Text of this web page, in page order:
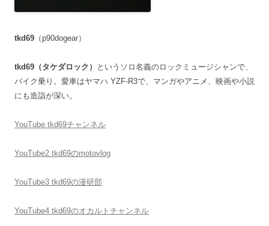
tkd69 （p90dogear）
tkd69（タケダロック）
というソロ名義のロックミュージシャンで、
バイク乗り。愛車はヤマハ YZF-R3で、マンガやアニメ、映画や小説
にも造詣が深い。
YouTube tkd69チャンネル
YouTube2 tkd69のmotovlog
YouTube3 tkd69の漫研部
YouTube4 tkd69のオカルトチャンネル